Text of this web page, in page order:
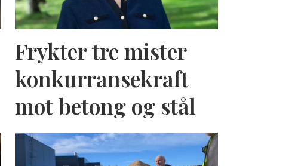
Frykter tre mister
konkurransekraft
mot betong og stål